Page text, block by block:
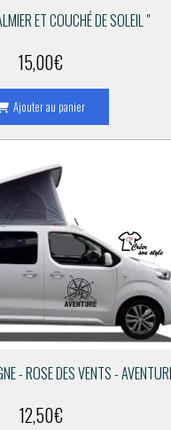
ET COUCHÉ DE SOLEIL "
15,00€
Ajouter au panier
- ROSE DES VENTS -
12,50€